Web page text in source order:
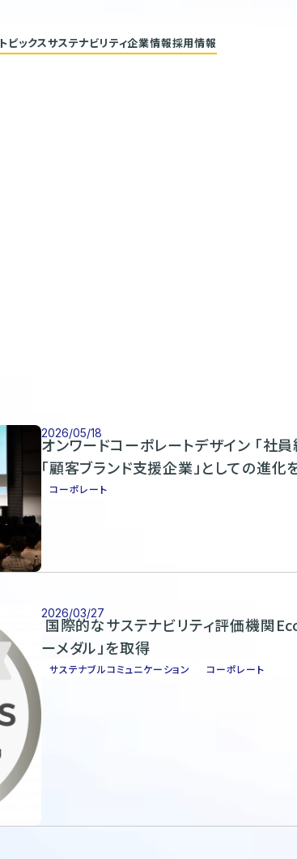
トピックスサステナビリティ企業情報採用情報
2026/05/18
オンワードコーポレートデザイン 「社
「顧客ブランド支援企業」としての進化
コーポレート
2026/03/27
国際的なサステナビリティ評価機関
ーメダル」を取得
サステナブルコミュニケーション コーポレート